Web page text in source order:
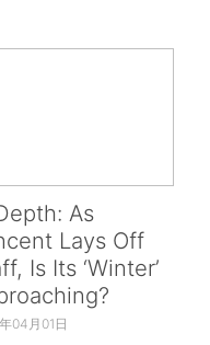
As
Lays Off
Is Its ‘Winter’
04月01日